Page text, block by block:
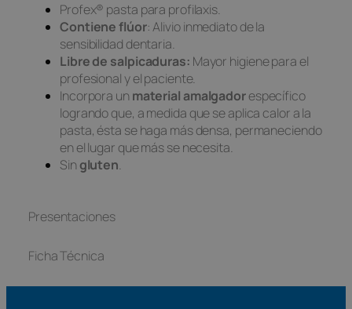
Profex® pasta para profilaxis.
Contiene flúor: Alivio inmediato de la
sensibilidad dentaria.
Libre de salpicaduras: Mayor higiene para el
profesional y el paciente.
Incorpora unmaterial amalgadorespecífico
logrando que, a medida que se aplica calor a la
pasta, ésta se haga más densa, permaneciendo
en el lugar que más se necesita.
Singluten.
Presentaciones
Ficha Técnica